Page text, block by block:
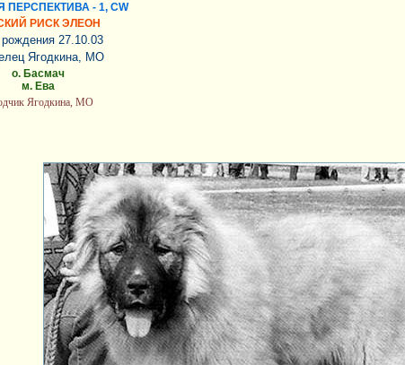
- 1, CW
РИСК ЭЛЕОН
27.10.03
Ягодкина, МО
о. Басмач
м. Ева
Ягодкина, МО